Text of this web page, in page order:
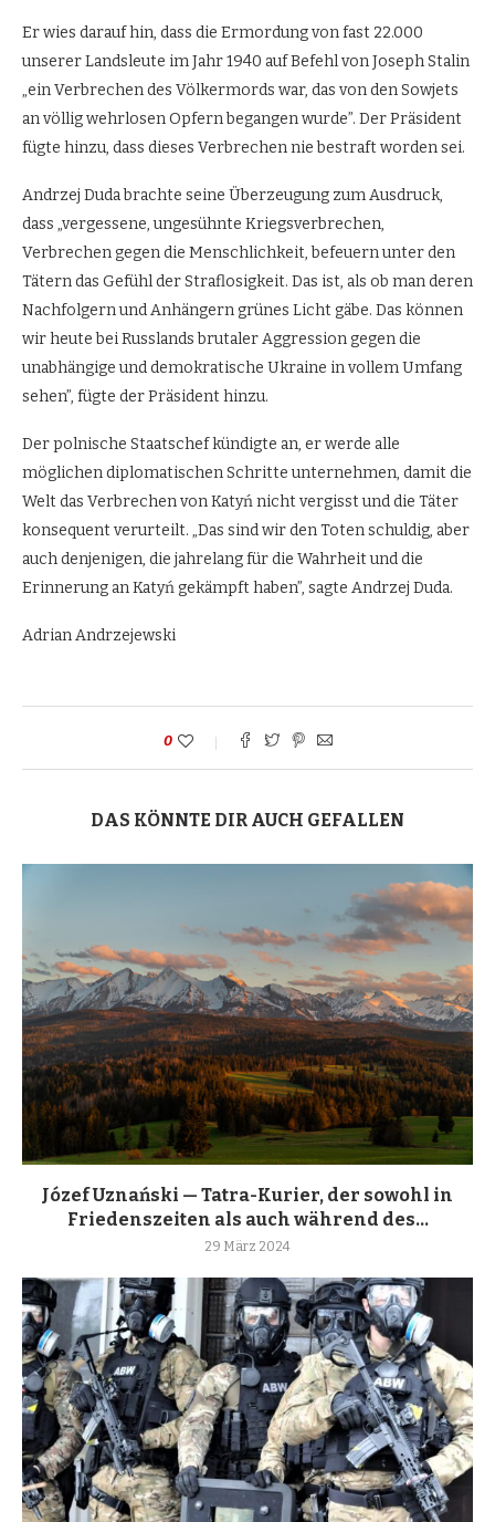
Er wies darauf hin, dass die Ermordung von fast 22.000
unserer Landsleute im Jahr 1940 auf Befehl von Joseph Stalin
„ein Verbrechen des Völkermords war, das von den Sowjets
an völlig wehrlosen Opfern begangen wurde”. Der Präsident
fügte hinzu, dass dieses Verbrechen nie bestraft worden sei.
Andrzej Duda brachte seine Überzeugung zum Ausdruck,
dass „vergessene, ungesühnte Kriegsverbrechen,
Verbrechen gegen die Menschlichkeit, befeuern unter den
Tätern das Gefühl der Straflosigkeit. Das ist, als ob man deren
Nachfolgern und Anhängern grünes Licht gäbe. Das können
wir heute bei Russlands brutaler Aggression gegen die
unabhängige und demokratische Ukraine in vollem Umfang
sehen”, fügte der Präsident hinzu.
Der polnische Staatschef kündigte an, er werde alle
möglichen diplomatischen Schritte unternehmen, damit die
Welt das Verbrechen von Katyń nicht vergisst und die Täter
konsequent verurteilt. „Das sind wir den Toten schuldig, aber
auch denjenigen, die jahrelang für die Wahrheit und die
Erinnerung an Katyń gekämpft haben”, sagte Andrzej Duda.
Adrian Andrzejewski
0
DAS KÖNNTE DIR AUCH GEFALLEN
Józef Uznański — Tatra-Kurier, der sowohl in
Friedenszeiten als auch während des...
29 März 2024